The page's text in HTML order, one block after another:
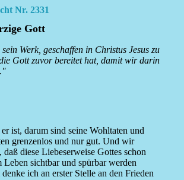
Nr. 2331
Gott
Werk, geschaffen in Christus Jesus zu
Gott zuvor bereitet hat, damit wir darin
ist, darum sind seine Wohltaten und
grenzenlos und nur gut. Und wir
daß diese Liebeserweise Gottes schon
Leben sichtbar und spürbar werden
ich an erster Stelle an den Frieden